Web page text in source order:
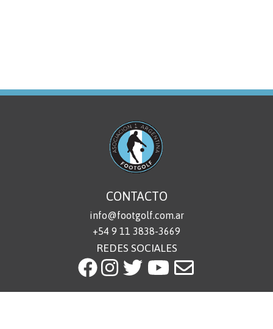
CONTACTO
info@footgolf.com.ar
+54 9 11 3838-3669
REDES SOCIALES